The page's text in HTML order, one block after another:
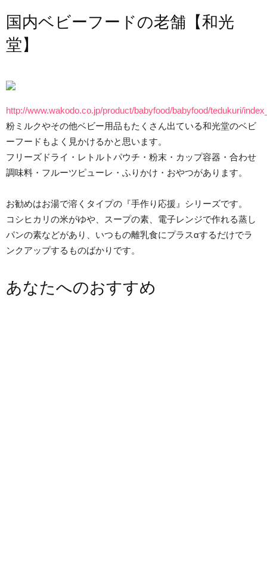
国内ベビーフードの老舗【和光
堂】
http://www.wakodo.co.jp/product/babyfood/babyfood/tedukuri/
粉ミルクやその他ベビー用品もたくさん出ている和光堂のベビ
ーフードもよく見かけるかと思います。
フリーズドライ・レトルトパウチ・粉末・カップ容器・合わせ
調味料・フルーツピューレ・ふりかけ・おやつがあります。
お勧めはお湯で溶くタイプの『手作り応援』シリーズです。
コシヒカリの米がゆや、スープの素、電子レンジで作れる蒸し
パンの素などがあり、いつもの離乳食にプラスαするだけでラ
ンクアップするものばかりです。
あなたへのおすすめ